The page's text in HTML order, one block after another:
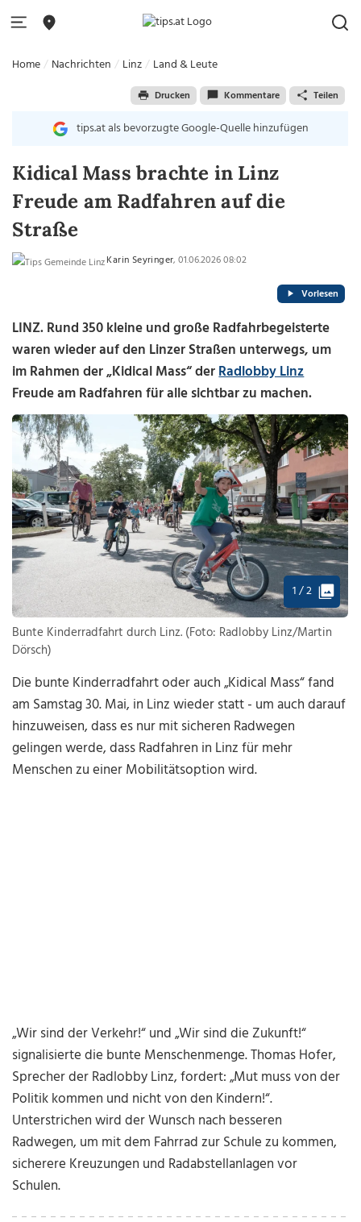
Home Nachrichten Linz Land & Leute
Drucken Kommentare Teilen
tips.at als bevorzugte Google-Quelle hinzufügen
Kidical Mass brachte in Linz
Freude am Radfahren auf die
Straße
Karin Seyringer, 01.06.2026 08:02
Vorlesen
LINZ. Rund 350 kleine und große Radfahrbegeisterte
waren wieder auf den Linzer Straßen unterwegs, um
im Rahmen der „Kidical Mass“ derRadlobby Linz
Freude am Radfahren für alle sichtbar zu machen.
1 / 2
Bunte Kinderradfahrt durch Linz. (Foto: Radlobby Linz/Martin
Dörsch)
Die bunte Kinderradfahrt oder auch „Kidical Mass“ fand
am Samstag 30. Mai, in Linz wieder statt - um auch darauf
hinzuweisen, dass es nur mit sicheren Radwegen
gelingen werde, dass Radfahren in Linz für mehr
Menschen zu einer Mobilitätsoption wird.
„Wir sind der Verkehr!“ und „Wir sind die Zukunft!“
signalisierte die bunte Menschenmenge. Thomas Hofer,
Sprecher der Radlobby Linz, fordert: „Mut muss von der
Politik kommen und nicht von den Kindern!“.
Unterstrichen wird der Wunsch nach besseren
Radwegen, um mit dem Fahrrad zur Schule zu kommen,
sicherere Kreuzungen und Radabstellanlagen vor
Schulen.